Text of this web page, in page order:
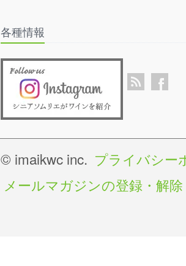
各種情報
© imaikwc inc. プライバシー
メールマガジンの登録・解除